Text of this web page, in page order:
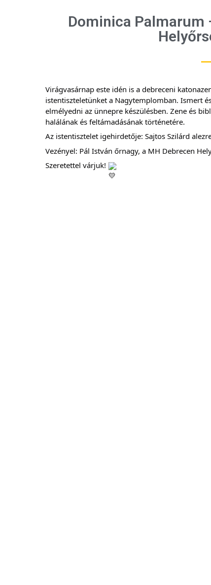
Dominica Palmarum
Virágvasárnap este idén is a debreceni
istentiszteletünket a Nagytemplomban. Ismert
elmélyedni az ünnepre készülésben. Zene és
halálának és feltámadásának történetére.
Az istentisztelet igehirdetője: Sajtos Szilárd
Vezényel: Pál István őrnagy, a MH Debrecen
Szeretettel várjuk!